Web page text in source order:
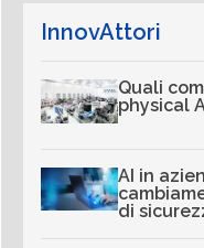
InnovAttori
Quali
physical
AI in
di